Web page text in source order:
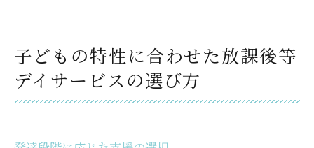
子どもの特性に合わせた放課後等
デイサービスの選び方